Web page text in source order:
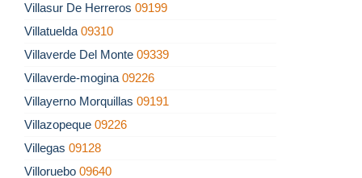
Villasur De Herreros 09199
Villatuelda 09310
Villaverde Del Monte 09339
Villaverde-mogina 09226
Villayerno Morquillas 09191
Villazopeque 09226
Villegas 09128
Villoruebo 09640